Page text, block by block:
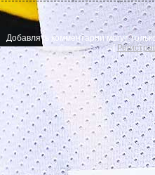
Добавлять комментарии могут
[